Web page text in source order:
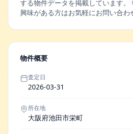
する物件データを掲載しています
興味がある方はお気軽にお問い合わ
物件概要
査定日
2026-03-31
所在地
大阪府池田市栄町